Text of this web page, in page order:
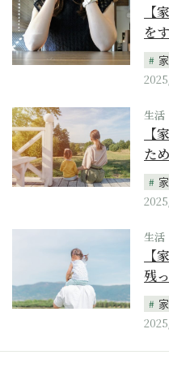
【
を
生活
【
た
生活
【
残